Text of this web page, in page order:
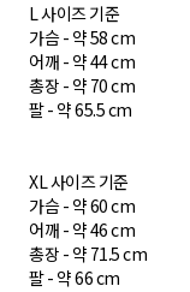
L 사이즈 기준
가슴 - 약 58 cm
어깨 - 약 44 cm
총장 - 약 70 cm
팔 - 약 65.5 cm
XL 사이즈 기준
가슴 - 약 60 cm
어깨 - 약 46 cm
총장 - 약 71.5 cm
팔 - 약 66 cm